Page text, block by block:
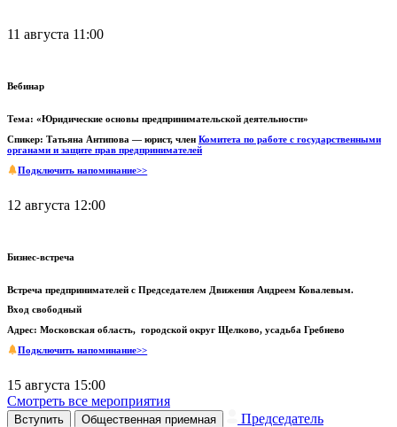
11 августа 11:00
Вебинар
Тема: «Юридические основы предпринимательской деятельности»
Спикер: Татьяна Антипова — юрист, член Комитета по работе с государственными
органами и защите прав предпринимателей
Подключить напоминание>>
12 августа 12:00
Бизнес-встреча
Встреча предпринимателей с Председателем Движения Андреем Ковалевым.
Вход свободный
Адрес: Московская область, городской округ Щелково, усадьба Гребнево
Подключить напоминание>>
15 августа 15:00
Смотреть все мероприятия
Вступить Общественная приемная
Председатель